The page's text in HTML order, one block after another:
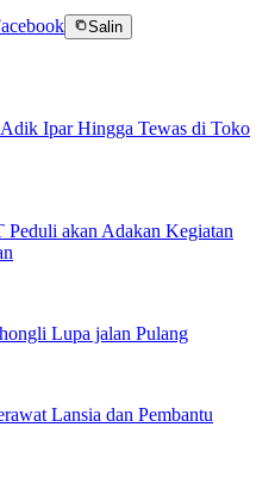
Salin
Ipar Hingga Tewas di Toko
akan Adakan Kegiatan
Lupa jalan Pulang
Lansia dan Pembantu